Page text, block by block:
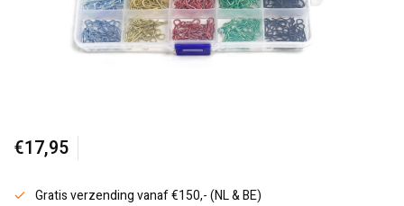
€17,95
Gratis verzending vanaf €150,- (NL & BE)